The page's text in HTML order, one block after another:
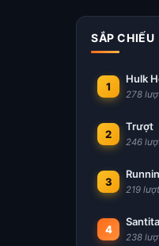
SẮP CHIẾU
1
Hulk
278
2
Trượt
246
3
219
4
Santita
238